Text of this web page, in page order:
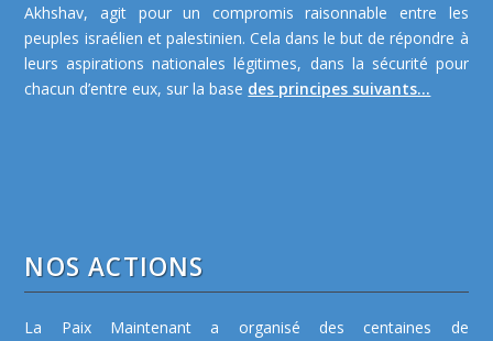
Akhshav, agit pour un compromis raisonnable entre les
peuples israélien et palestinien. Cela dans le but de répondre à
leurs aspirations nationales légitimes, dans la sécurité pour
chacun d’entre eux, sur la base des principes suivants...
NOS ACTIONS
La Paix Maintenant a organisé des centaines de